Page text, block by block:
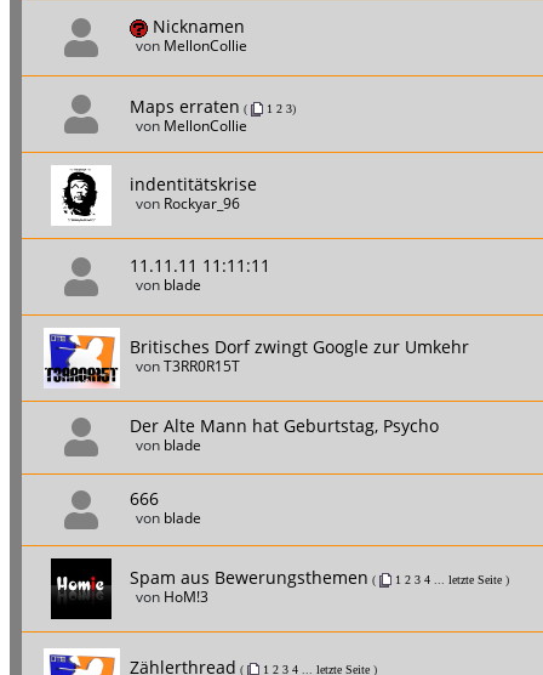
Nicknamen
von MellonCollie
Maps erraten ( 1 2 3)
von MellonCollie
indentitätskrise
von Rockyar_96
11.11.11 11:11:11
von blade
Britisches Dorf zwingt Google zur Umkehr
vonT3RR0R15T
Der Alte Mann hat Geburtstag, Psycho
von blade
666
von blade
Spam aus Bewerungsthemen ( 1 2 3 4... letzte Seite)
von HoM!3
Zählerthread ( 1 2 3 4... letzte Seite)